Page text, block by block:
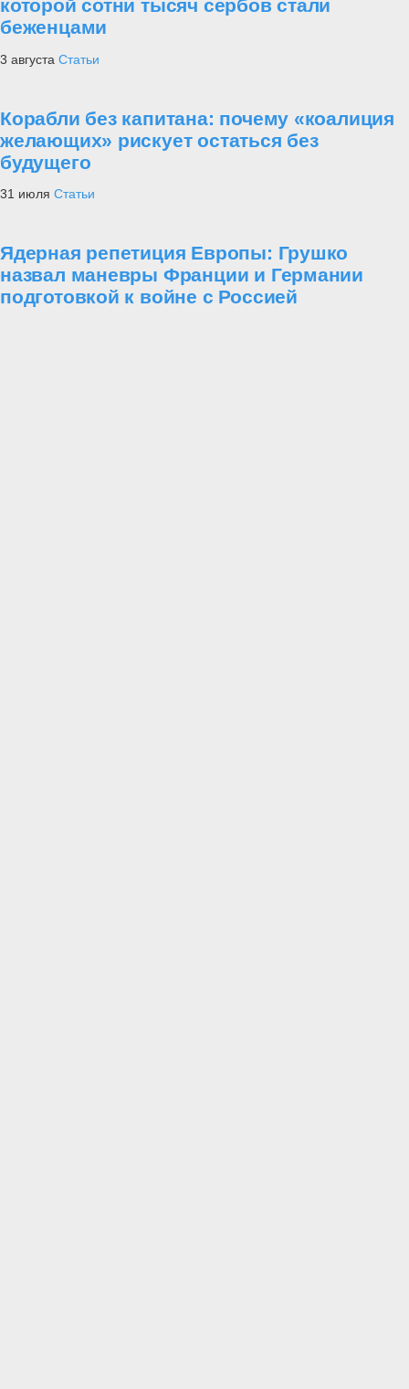
которой сотни тысяч сербов стали
беженцами
3 августа Статьи
Корабли без капитана: почему «коалиция
желающих» рискует остаться без
будущего
31 июля Статьи
Ядерная репетиция Европы: Грушко
назвал маневры Франции и Германии
подготовкой к войне с Россией